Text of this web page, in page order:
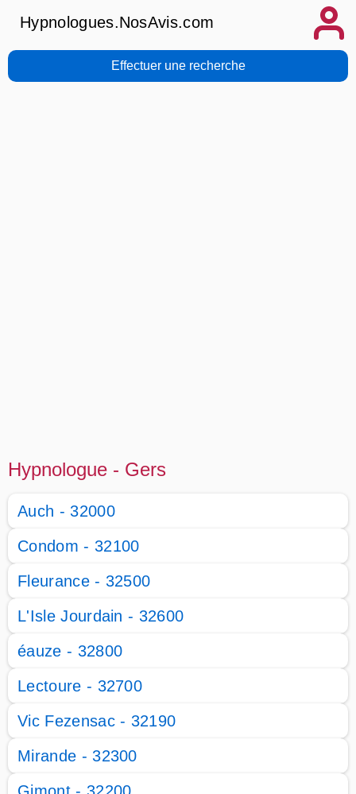
Hypnologues.NosAvis.com
Effectuer une recherche
Hypnologue - Gers
Auch - 32000
Condom - 32100
Fleurance - 32500
L'Isle Jourdain - 32600
éauze - 32800
Lectoure - 32700
Vic Fezensac - 32190
Mirande - 32300